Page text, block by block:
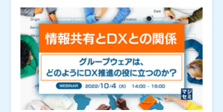
を進める企業様も多いですが、営業現場の協力がないと
中々うまく運用できないケースがあります。
非常に困難なので、最初のは小さく始めることが重要で
す。
ご紹介します。​ ウェビナーの最後にご紹介する「mito
co」「SmartVisca」は、低コストで導入でき、さらに
導入〜運用・定着化のご支援までさせていただくため、
製品の導入コストを無駄にしたくないとお考えの方に最
適なソリューションとなっています。​
上記に該当する、営業部門に属する中間管理職の方はぜ
ひご参加ください。
コネクシオ株式会社 （
株式会社オープンソース活用研究所（） マジセミ株式
会社（）